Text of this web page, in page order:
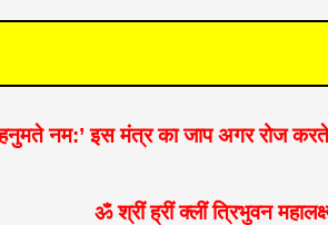
नम:’ इस मंत्र का जाप अगर रोज करते
ॐ श्रीं ह्रीं क्लीं त्रिभुवन